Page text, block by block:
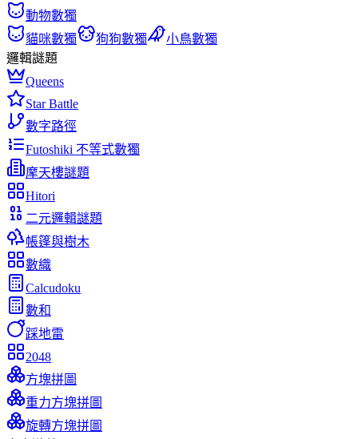
動物數獨
貓咪數獨
狗狗數獨
小鳥數獨
邏輯謎題
Queens
Star Battle
數字路徑
Futoshiki 不等式數獨
摩天樓謎題
Hitori
二元邏輯謎題
帳篷與樹木
數織
Calcudoku
數和
踩地雷
2048
方塊拼圖
重力方塊拼圖
旋轉方塊拼圖